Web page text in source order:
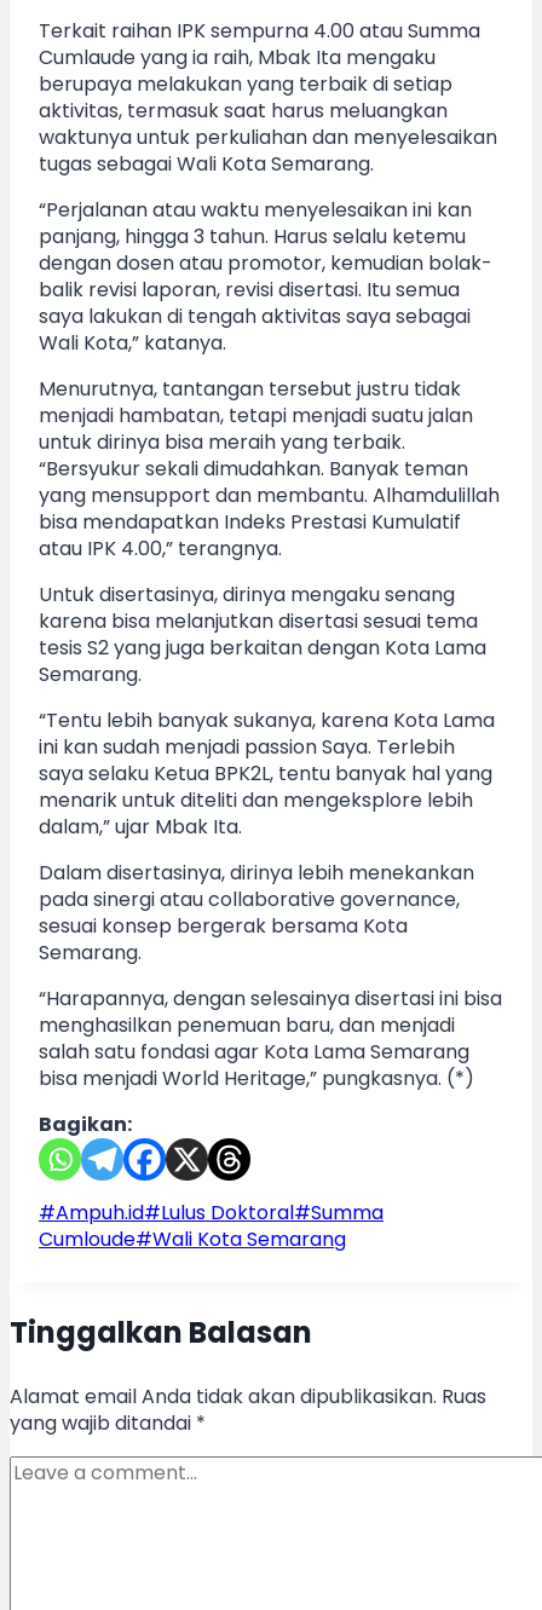
Terkait raihan IPK sempurna 4.00 atau Summa
Cumlaude yang ia raih, Mbak Ita mengaku
berupaya melakukan yang terbaik di setiap
aktivitas, termasuk saat harus meluangkan
waktunya untuk perkuliahan dan menyelesaikan
tugas sebagai Wali Kota Semarang.
“Perjalanan atau waktu menyelesaikan ini kan
panjang, hingga 3 tahun. Harus selalu ketemu
dengan dosen atau promotor, kemudian bolak-
balik revisi laporan, revisi disertasi. Itu semua
saya lakukan di tengah aktivitas saya sebagai
Wali Kota,” katanya.
Menurutnya, tantangan tersebut justru tidak
menjadi hambatan, tetapi menjadi suatu jalan
untuk dirinya bisa meraih yang terbaik.
“Bersyukur sekali dimudahkan. Banyak teman
yang mensupport dan membantu. Alhamdulillah
bisa mendapatkan Indeks Prestasi Kumulatif
atau IPK 4.00,” terangnya.
Untuk disertasinya, dirinya mengaku senang
karena bisa melanjutkan disertasi sesuai tema
tesis S2 yang juga berkaitan dengan Kota Lama
Semarang.
“Tentu lebih banyak sukanya, karena Kota Lama
ini kan sudah menjadi passion Saya. Terlebih
saya selaku Ketua BPK2L, tentu banyak hal yang
menarik untuk diteliti dan mengeksplore lebih
dalam,” ujar Mbak Ita.
Dalam disertasinya, dirinya lebih menekankan
pada sinergi atau collaborative governance,
sesuai konsep bergerak bersama Kota
Semarang.
“Harapannya, dengan selesainya disertasi ini bisa
menghasilkan penemuan baru, dan menjadi
salah satu fondasi agar Kota Lama Semarang
bisa menjadi World Heritage,” pungkasnya. (*)
Bagikan:
Post
Tags:
#Ampuh.id#Lulus Doktoral#Summa
Cumloude#Wali Kota Semarang
Tinggalkan Balasan
Alamat email Anda tidak akan dipublikasikan. Ruas
yang wajib ditandai *